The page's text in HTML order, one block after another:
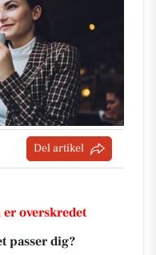
Del artikel
overskredet
passer dig?